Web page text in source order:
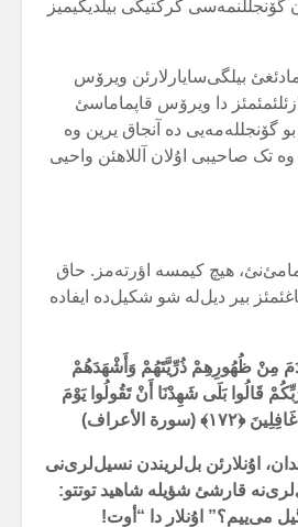
گرکتیگی بیلدیگیمیز
بیلگی‌سایارلارئن ویرۆس
دا ویرۆس قاپماماسئ
بو گۆنجللەمەیی دە آنجاق یرین وە
تک صاحیبی اۇلان آللاهئن واحیی
هیچ کیمسە اؤرتەمز. حاق
بیر دیل‌لە شو شکیل‌دە ایفادە
مِنْ ظُهُورِهِمْ ذُرِّيَّتَهُمْ وَأَشْهَدَهُمْ
قَالُوا بَلَى شَهِدْنَا أَنْ تَقُولُوا يَوْمَ
الأعراف)
اۇنلارئن بل‌لریندن نسیل‌لری‌نی
قارشئ شؤیلە شاهید توتتو:
می‌ییم؟” اۇنلار دا “أوت!